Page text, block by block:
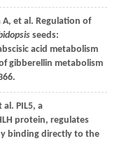
A, et al. Regulation of
seeds:
acid metabolism
gibberellin metabolism
al. PIL5, a
protein, regulates
binding directly to the